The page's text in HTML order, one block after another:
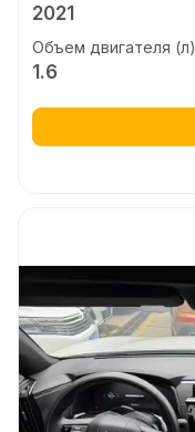
2021
Объем двигателя (л)
1.6